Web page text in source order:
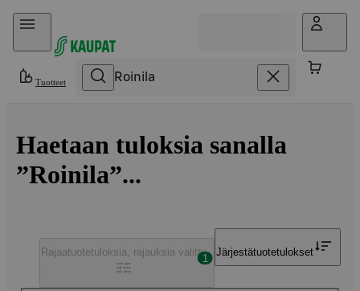
Hyppää sisältöön
Tuotteet
Haetaan tuloksia sanalla
”Roinila”...
Rajaatuotetuloksia, rajauksia valittu
1
Järjestätuotetulokset